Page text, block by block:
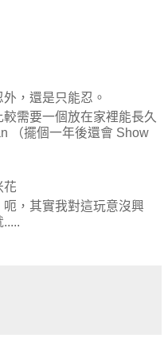
，還是只能忍。
需要一個放在家裡能長久
（擺個一年後還會 Show
花
，其實我對這玩意沒興